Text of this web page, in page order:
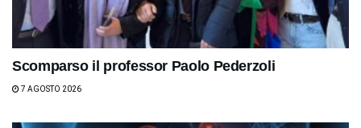
Scomparso il professor Paolo Pederzoli
7 AGOSTO 2026